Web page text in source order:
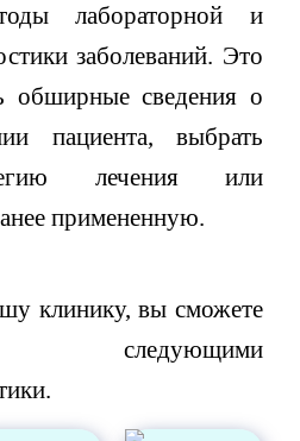
лабораторной и
заболеваний. Это
обширные сведения о
пациента, выбрать
лечения или
примененную.
клинику, вы сможете
следующими